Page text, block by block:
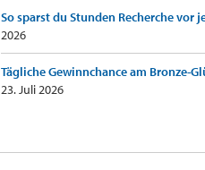
So sparst du Stunden Recherche vor
2026
Tägliche Gewinnchance am Bronze-
23. Juli 2026